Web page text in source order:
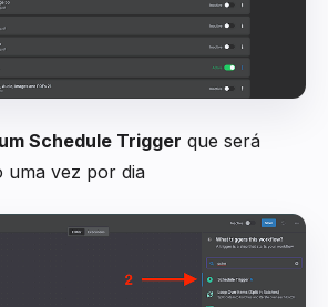
Schedule Trigger que será
uma vez por dia